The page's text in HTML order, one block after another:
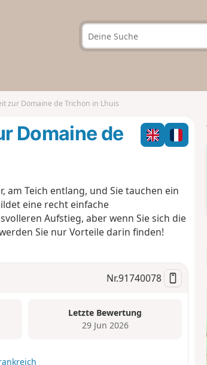
zur Domaine de Trichon in Lhuis
Domaine de
am Teich entlang, und Sie tauchen ein
eine recht einfache
Aufstieg, aber wenn Sie sich die
Sie nur Vorteile darin finden!
Nr.91740078
Letzte Bewertung
29 Jun 2026